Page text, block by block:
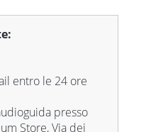
o celebrazioni
DI RISPETTARE
entro le 24 ore
presso
Store, Via dei